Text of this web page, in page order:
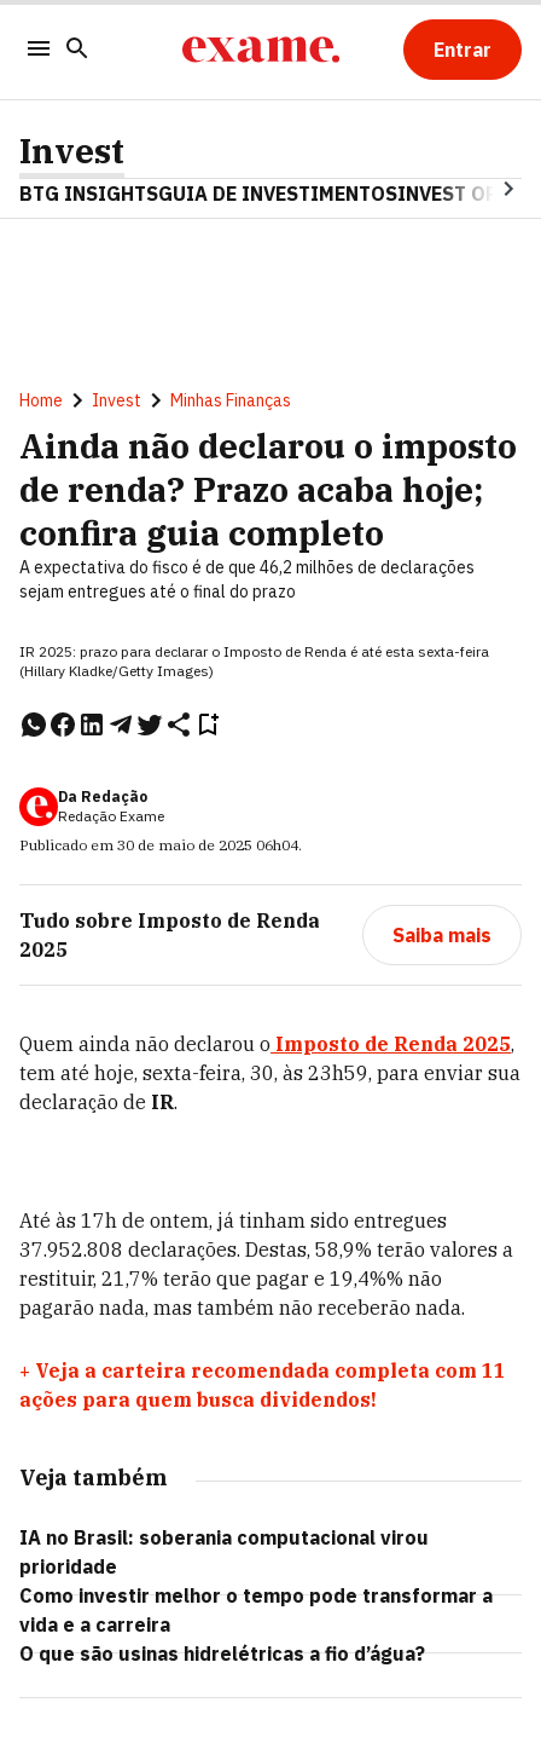
Entrar
Invest
BTG INSIGHTSGUIA DE INVESTIMENTOSINVEST OPINA
Home Invest Minhas Finanças
Ainda não declarou o imposto
de renda? Prazo acaba hoje;
confira guia completo
A expectativa do fisco é de que 46,2 milhões de declarações
sejam entregues até o final do prazo
IR 2025: prazo para declarar o Imposto de Renda é até esta sexta-feira
(Hillary Kladke/Getty Images)
Da Redação
Redação Exame
Publicado em 30 de maio de 2025 06h04.
Tudo sobre Imposto de Renda
2025
Saiba mais
Quem ainda não declarou o Imposto de Renda 2025,
tem até hoje, sexta-feira, 30, às 23h59, para enviar sua
declaração de IR.
Até às 17h de ontem, já tinham sido entregues
37.952.808 declarações. Destas, 58,9% terão valores a
restituir, 21,7% terão que pagar e 19,4%% não
pagarão nada, mas também não receberão nada.
+ Veja a carteira recomendada completa com 11
ações para quem busca dividendos!
Veja também
IA no Brasil: soberania computacional virou
prioridade
Como investir melhor o tempo pode transformar a
vida e a carreira
O que são usinas hidrelétricas a fio d’água?